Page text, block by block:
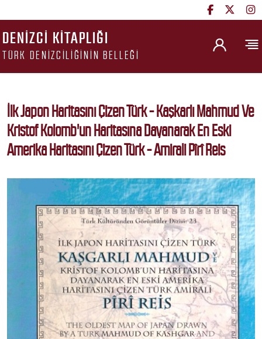
DENIZCI KITAPLIĞI
TÜRK DENIZCILIĞININ BELLEĞI
İlk Japon Haritasını Çizen Türk - Kaşkarlı Mahmud Ve
Kristof Kolomb'un Haritasına Dayanarak En Eski
Amerika Haritasını Çizen Türk - Amirali Pîrî Reis